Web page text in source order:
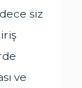
siz
ve